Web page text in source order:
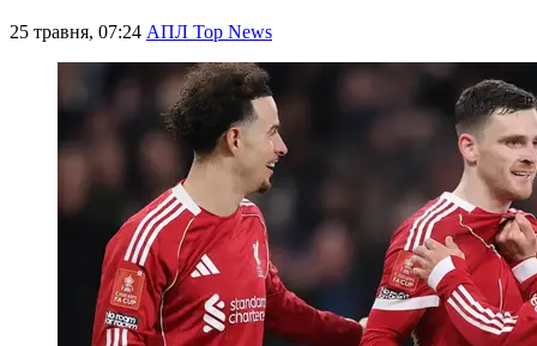
25 травня, 07:24 АПЛ Top News